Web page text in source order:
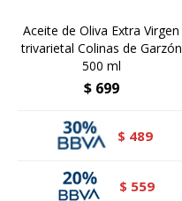
Aceite de Oliva Extra Virgen
trivarietal Colinas de Garzón
500 ml
$ 699
$ 489
$ 559